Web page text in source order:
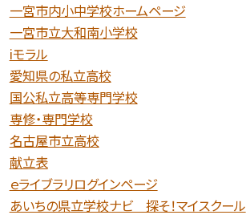
一宮市内小中学校ホームページ
一宮市立大和南小学校
iモラル
愛知県の私立高校
国公私立高等専門学校
専修・専門学校
名古屋市立高校
献立表
ｅライブラリログインページ
あいちの県立学校ナビ 探そ！マイスクール